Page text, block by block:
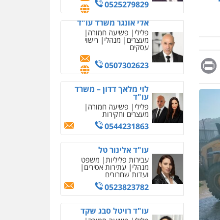
Message
Print
0507302623
לוי מלאך דדון – משרד
עו"ד
פלילי פשיעה חמורה
מעצרים וחקירות
0544231863
עו"ד אלינור טל
עבירות פליליות
מנהלי עתירות אסירים
ועדות שחרורים
0523823782
עו"ד רויטל סבג שקד
פלילי פשיעה חמורה
אמצעי לחימה אלימות
עורכי דין לענייני אסירים
0528615306
דוד בוחבוט – משרד עו"ד
מחיקת כתבות מגוגל
ודחיקת אזכורים שליליים
שירותים מקצועיים לעורכי
דין
0522508109
אחסון אתרים
מהירות הגנה גיבוי
תמיכה שירותים מקצועיים
לעורכי דין
מרכז התחלה חדשה
אסירים עבירות מין
שירותים מקצועיים לעורכי
דין
0544500346
מאיה בלום, עו"ס,
טיפול ושיקום
טיפול בהתמכרויות
שירותים מקצועיים לעורכי
דין
איומים כתובים
תושב סכנין חשוד ששלח הודעות